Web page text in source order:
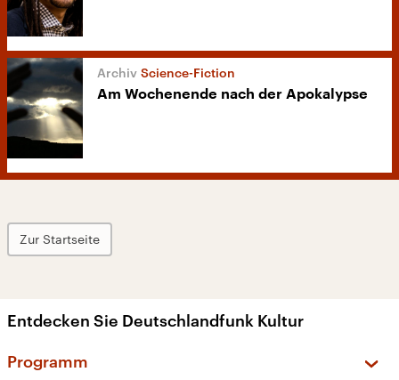
Science-Fiction
Am Wochenende nach der Apokalypse
Zur Startseite
Entdecken Sie Deutschlandfunk Kultur
Programm